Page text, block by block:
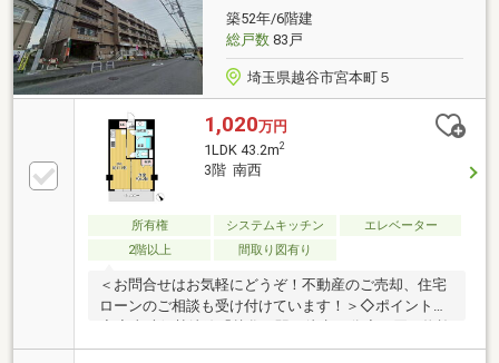
築52年/6階建
総戸数83戸
埼玉県越谷市宮本町５
1,020万円
1LDK 43.2m2
3階 南西
所有権 システムキッチン
エレベーター
2階以上
間取り図有り
＜お問合せはお気軽にどうぞ！不動産のご売却、住宅
ローンのご相談も受け付けています！＞◇ポイント
設や病院など生活施設が徒歩圏内に充実◆管理体制良